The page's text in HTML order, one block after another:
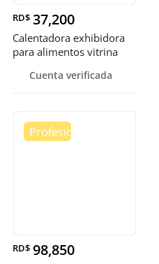
RD$ 37,200
Calentadora exhibidora
para alimentos vitrina
Cuenta verificada
RD$ 98,850